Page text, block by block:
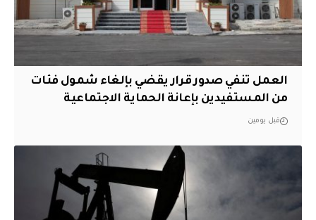
العمل تنفي صدور قرار يقضي بإلغاء شمول فئات
من المستفيدين بإعانة الحماية الاجتماعية
قبل يومين